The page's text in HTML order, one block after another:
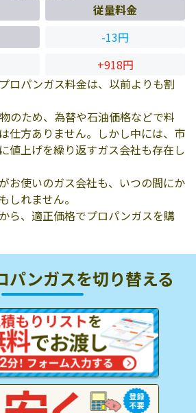
従量料金
-13円
+918円
ロパンガス料金は、以前よりも割
のため、為替や石油価格などで料
仕方ありません。しかし中には、市
値上げを繰り返すガス会社も存在し
お使いのガス会社も、いつの間にか
しれません。
ら、適正価格でプロパンガスを購
パンガスを切り替える